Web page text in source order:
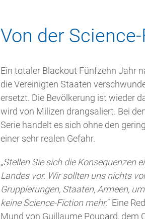
Von der
Ein totaler Blackout Fünfzehn Jahr
die Vereinigten Staaten
ersetzt. Die Bevölkerung ist wieder
wird von Milizen drangsaliert. Bei
Serie handelt es sich ohne den
einer sehr realen Gefahr.
„Stellen Sie sich die Konsequenzen
Landes vor. Wir sollten uns nichts
Gruppierungen, Staaten, Armeen,
keine Science-Fiction mehr.“ Eine
Mund von Guillaume Poupard, dem